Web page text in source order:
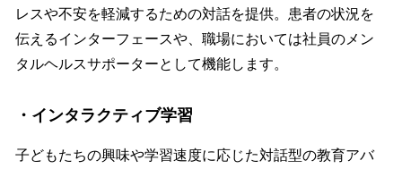
レスや不安を軽減するための対話を提供。患者の状況を
伝えるインターフェースや、職場においては社員のメン
タルヘルスサポーターとして機能します。
・インタラクティブ学習
子どもたちの興味や学習速度に応じた対話型の教育アバ